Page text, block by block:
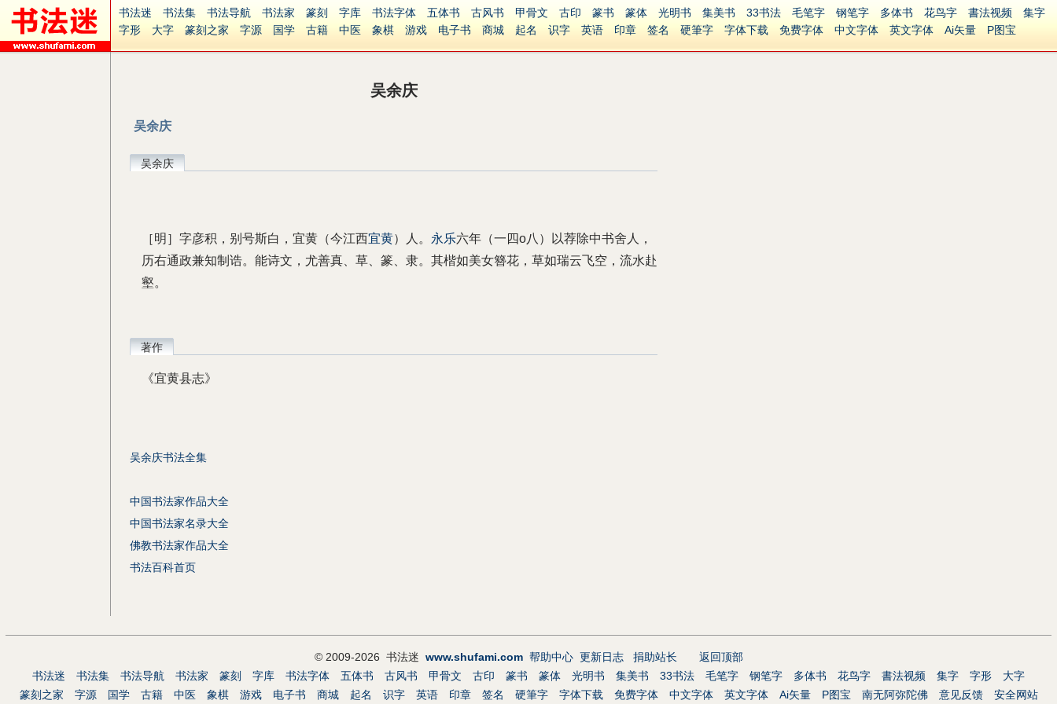
书法迷 书法集 书法导航 书法家 篆刻 字库 书法字体 五体书 古风书 甲骨文 古印 篆书 篆体 光明书 集美书 33书法 毛笔字 钢笔字 多体书 花鸟字 書法视频
集字
字形
大字 篆刻之家 字源 国学 古籍 中医 象棋 游戏 电子书 商城 起名 识字 英语 印章 签名 硬筆字 字体下载 免费字体 中文字体 英文字体 Ai矢量
P图宝
吴余庆
吴余庆
吴余庆
［明］字彦积，别号斯白，宜黄（今江西宜黄）人。 永乐六年（一四o八）以荐除中书舍人，
历右通政兼知制诰。能诗文，尤善真、草、篆、隶。其楷如美女簪花，草如瑞云飞空，流水赴
壑。
著作
《宜黄县志》
吴余庆书法全集
中国书法家作品大全
中国书法家名录大全
佛教书法家作品大全
书法百科首页
© 2009-2026 书法迷 www.shufami.com 帮助中心 更新日志 捐助站长
返回顶部
书法迷
书法集 书法导航 书法家 篆刻 字库 书法字体 五体书 古风书 甲骨文 古印 篆书 篆体 光明书 集美书 33书法 毛笔字 钢笔字 多体书 花鸟字 書法视频 集字 字形
大字
篆刻之家
字源 国学 古籍 中医 象棋 游戏 电子书 商城 起名 识字 英语 印章 签名 硬筆字 字体下载 免费字体 中文字体 英文字体 Ai矢量 P图宝 南无阿弥陀佛 意见反馈 安全网站